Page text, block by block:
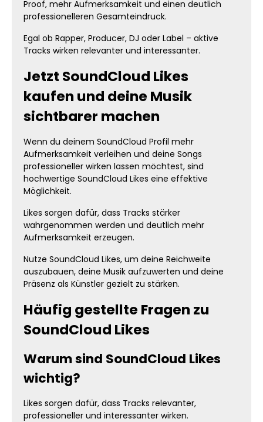
Proof, mehr Aufmerksamkeit und einen deutlich
professionelleren Gesamteindruck.
Egal ob Rapper, Producer, DJ oder Label – aktive
Tracks wirken relevanter und interessanter.
Jetzt SoundCloud Likes
kaufen und deine Musik
sichtbarer machen
Wenn du deinem SoundCloud Profil mehr
Aufmerksamkeit verleihen und deine Songs
professioneller wirken lassen möchtest, sind
hochwertige SoundCloud Likes eine effektive
Möglichkeit.
Likes sorgen dafür, dass Tracks stärker
wahrgenommen werden und deutlich mehr
Aufmerksamkeit erzeugen.
Nutze SoundCloud Likes, um deine Reichweite
auszubauen, deine Musik aufzuwerten und deine
Präsenz als Künstler gezielt zu stärken.
Häufig gestellte Fragen zu
SoundCloud Likes
Warum sind SoundCloud Likes
wichtig?
Likes sorgen dafür, dass Tracks relevanter,
professioneller und interessanter wirken.